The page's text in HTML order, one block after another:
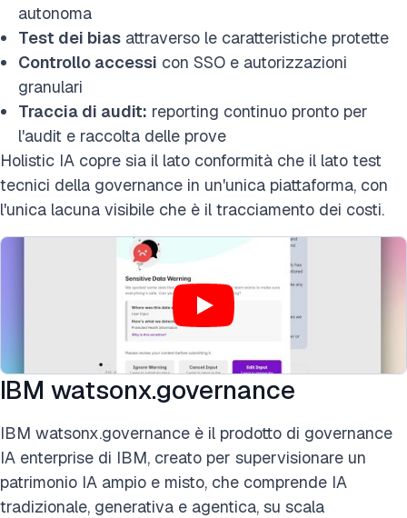
autonoma
Test dei bias attraverso le caratteristiche protette
Controllo accessi con SSO e autorizzazioni
granulari
Traccia di audit: reporting continuo pronto per
l'audit e raccolta delle prove
Holistic IA copre sia il lato conformità che il lato test
tecnici della governance in un'unica piattaforma, con
l'unica lacuna visibile che è il tracciamento dei costi.
IBM watsonx.governance
IBM watsonx.governance è il prodotto di governance
IA enterprise di IBM, creato per supervisionare un
patrimonio IA ampio e misto, che comprende IA
tradizionale, generativa e agentica, su scala